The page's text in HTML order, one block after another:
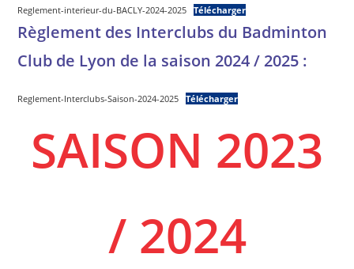
Reglement-interieur-du-BACLY-2024-2025 Télécharger
Règlement des Interclubs du Badminton
Club de Lyon de la saison 2024 / 2025 :
Reglement-Interclubs-Saison-2024-2025 Télécharger
SAISON 2023
/ 2024